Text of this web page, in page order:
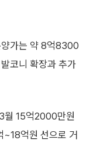
가는 약 8억8300
코니 확장과 추가
월 15억2000만원
억원 선으로 거